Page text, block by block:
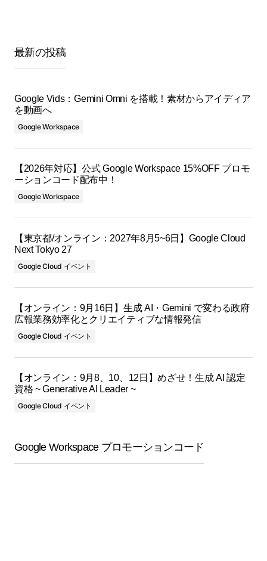
最新の投稿
Google Vids：Gemini Omni を搭載！素材からアイディア
を動画へ
Google Workspace
【2026年対応】公式 Google Workspace 15%OFF プロモ
ーションコード配布中！
Google Workspace
【東京都/オンライン：2027年8月5~6日】Google Cloud
Next Tokyo 27
Google Cloud イベント
【オンライン：9月16日】生成 AI・Gemini で変わる政府
広報業務効率化とクリエイティブな情報発信
Google Cloud イベント
【オンライン：9月8、10、12日】めざせ！生成 AI 認定
資格 ~ Generative AI Leader ~
Google Cloud イベント
Google Workspace プロモーションコード